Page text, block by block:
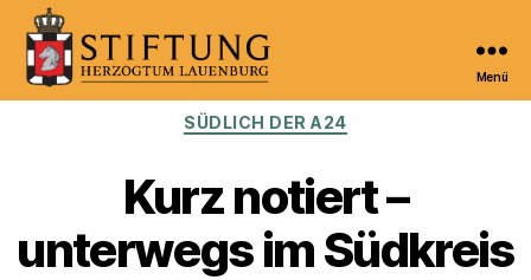
Kulturportal
Menü
Kategorien
SÜDLICH DER A24
Kurz notiert –
unterwegs im Südkreis